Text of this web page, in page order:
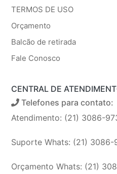
TERMOS DE USO
Orçamento
Balcão de retirada
Fale Conosco
CENTRAL DE
Telefones para contato:
Atendimento: (21) 3086-
Suporte Whats: (21) 3086-
Orçamento Whats: (21)